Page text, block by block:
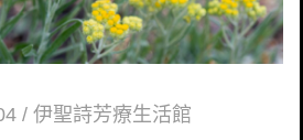
/ 伊聖詩芳療生活館